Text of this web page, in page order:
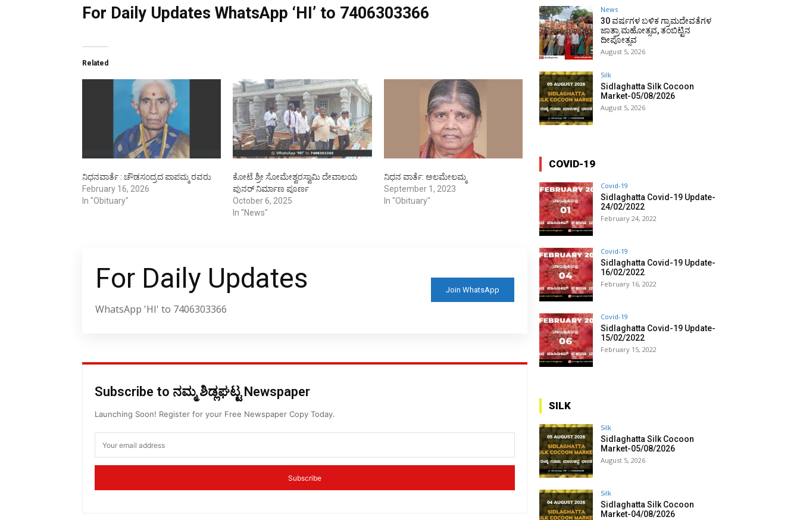
For Daily Updates WhatsApp ‘HI’ to 7406303366
Related
ನಿಧನವಾರ್ತೆ : ಚೌಡಸಂದ್ರದ ಪಾಪಮ್ಮ ರವರು
February 16, 2026
In "Obituary"
ಕೋಟೆ ಶ್ರೀ ಸೋಮೇಶ್ವರಸ್ವಾಮಿ ದೇವಾಲಯ
ಪುನರ್‌ ನಿರ್ಮಾಣ ಪೂರ್ಣ
October 6, 2025
In "News"
ನಿಧನ ವಾರ್ತೆ: ಅಲಮೇಲಮ್ಮ
September 1, 2023
In "Obituary"
For Daily Updates
WhatsApp 'HI' to 7406303366
Join WhatsApp
Subscribe to ನಮ್ಮ ಶಿಡ್ಲಘಟ್ಟ Newspaper
Launching Soon! Register for your Free Newspaper Copy Today.
Subscribe
News
30 ವರ್ಷಗಳ ಬಳಿಕ ಗ್ರಾಮದೇವತೆಗಳ
ಜಾತ್ರಾ ಮಹೋತ್ಸವ, ತಂಬಿಟ್ಟಿನ
ದೀಪೋತ್ಸವ
August 5, 2026
Silk
Sidlaghatta Silk Cocoon
Market-05/08/2026
August 5, 2026
COVID-19
Covid-19
Sidlaghatta Covid-19 Update-
24/02/2022
February 24, 2022
Covid-19
Sidlaghatta Covid-19 Update-
16/02/2022
February 16, 2022
Covid-19
Sidlaghatta Covid-19 Update-
15/02/2022
February 15, 2022
SILK
Silk
Sidlaghatta Silk Cocoon
Market-05/08/2026
August 5, 2026
Silk
Sidlaghatta Silk Cocoon
Market-04/08/2026